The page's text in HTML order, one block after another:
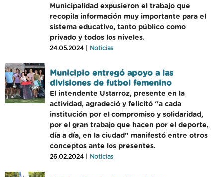
Municipalidad expusieron el trabajo que
recopila información muy importante para el
sistema educativo, tanto público como
privado y todos los niveles.
24.05.2024 | Noticias
Municipio entregó apoyo a las
divisiones de futbol femenino
El intendente Ustarroz, presente en la
actividad, agradeció y felicitó “a cada
institución por el compromiso y solidaridad,
por el gran trabajo que hacen por el deporte,
día a día, en la ciudad” manifestó entre otros
conceptos ante los presentes.
26.02.2024 | Noticias